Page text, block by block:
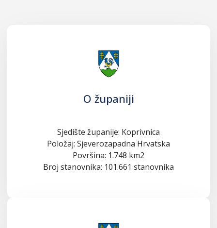
O županiji
Sjedište županije: Koprivnica
Položaj: Sjeverozapadna Hrvatska
Površina: 1.748 km2
Broj stanovnika: 101.661 stanovnika